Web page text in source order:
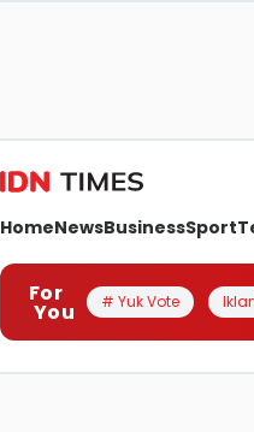
HomeNewsBusinessSport
For
You # Yuk Vote